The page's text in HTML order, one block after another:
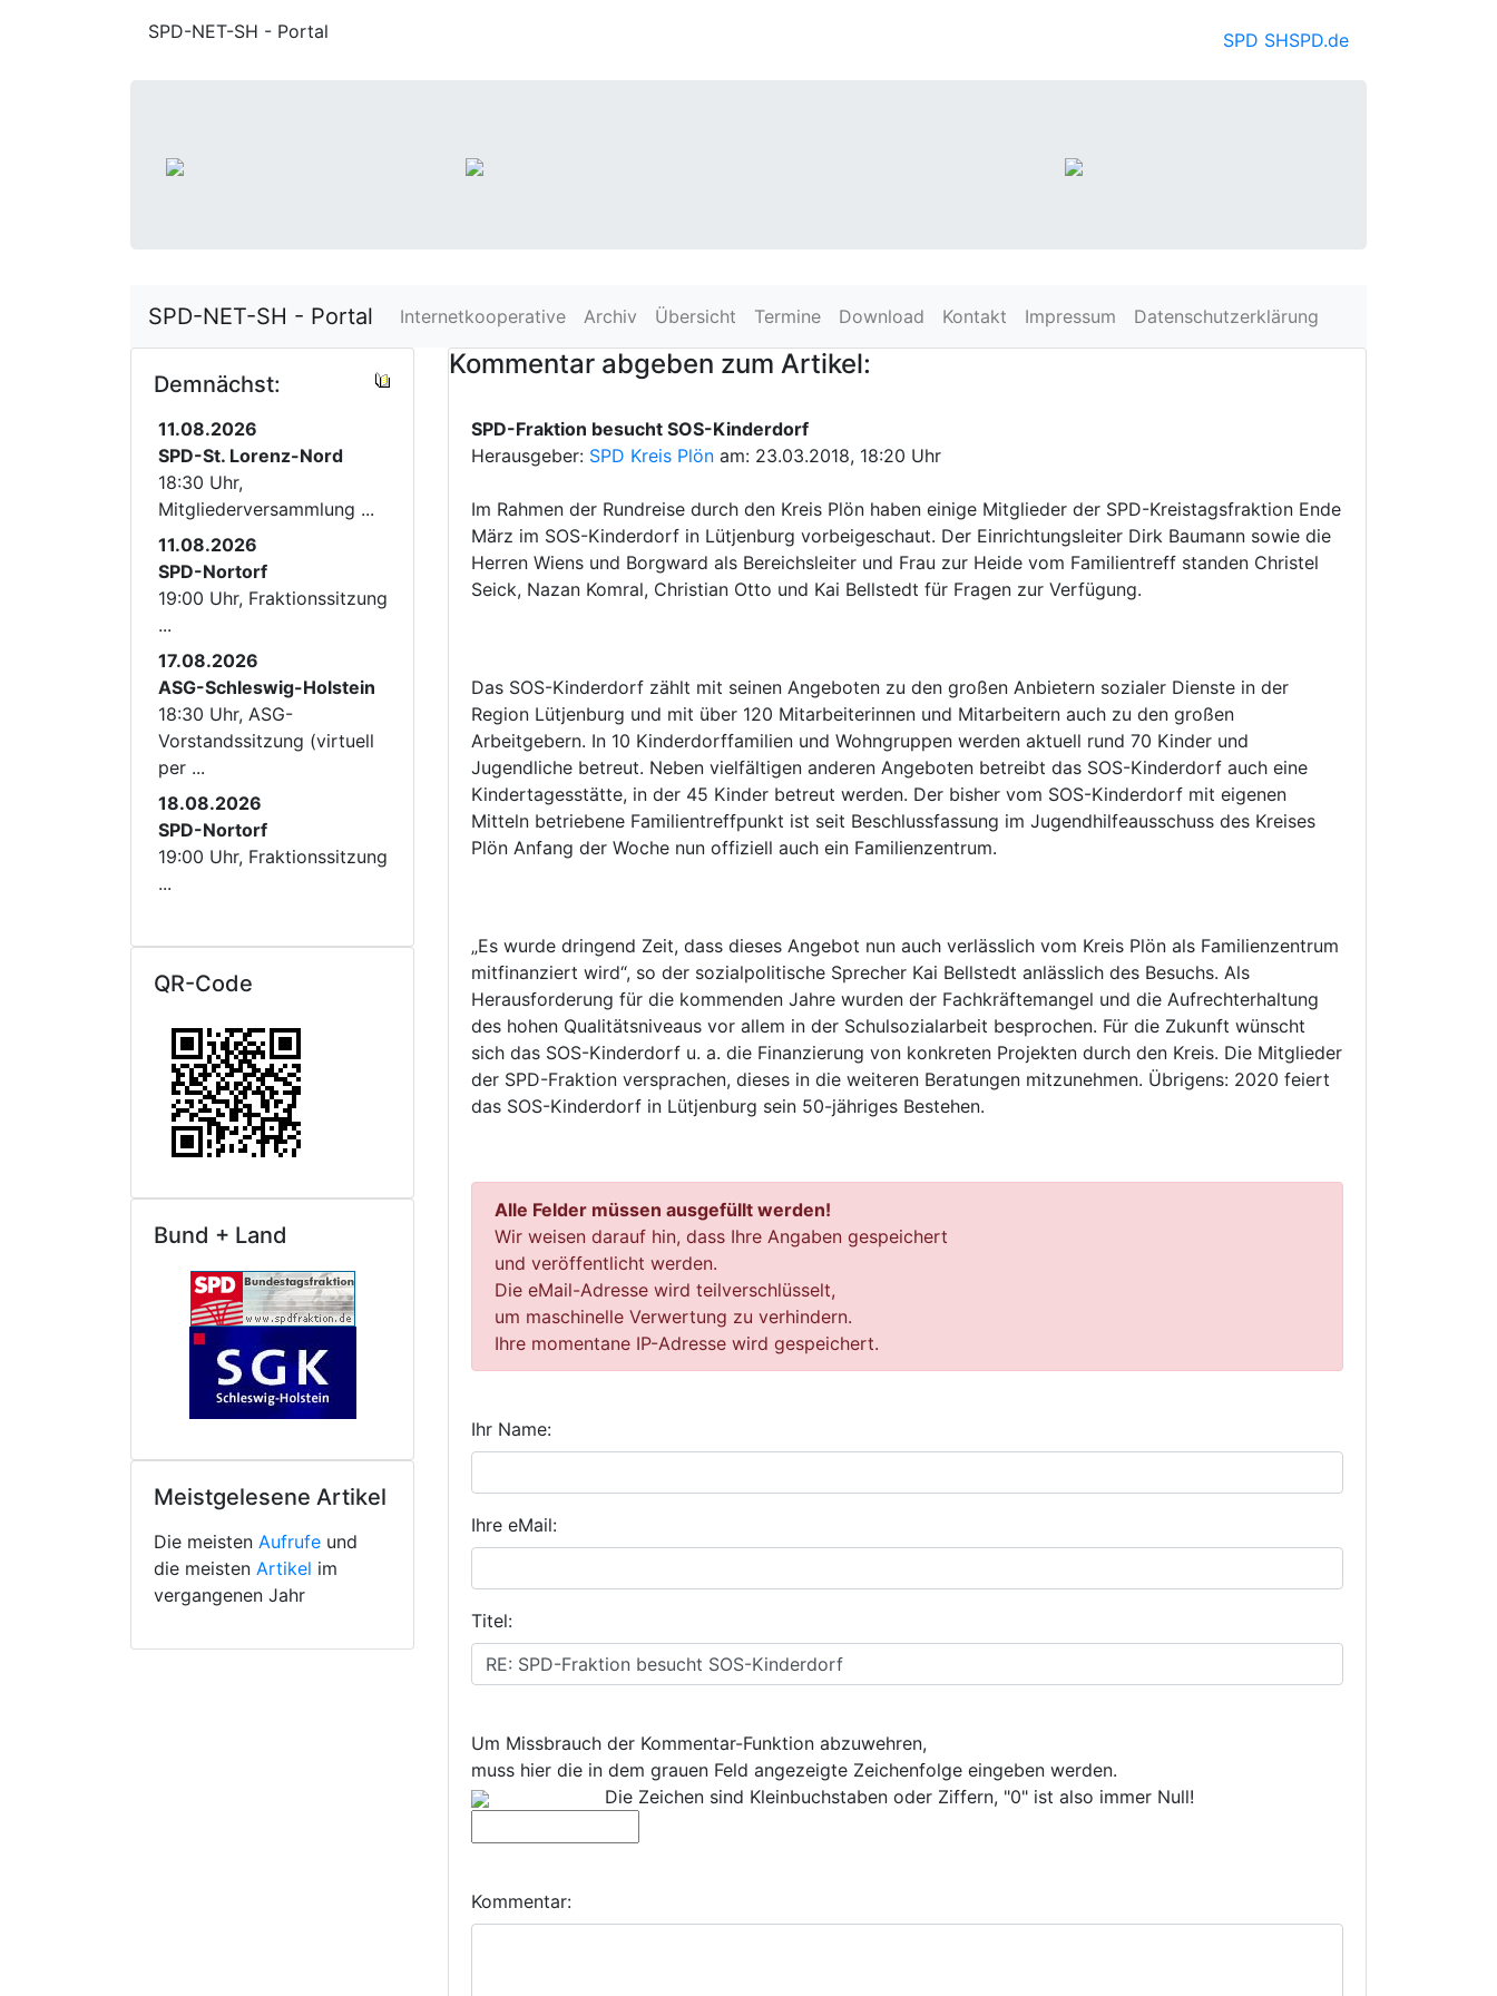
SPD-NET-SH - Portal SPD SHSPD.de
SPD-NET-SH - Portal Internetkooperative Archiv Übersicht Termine Download Kontakt Impressum Datenschutzerklärung
Demnächst:
11.08.2026
SPD-St. Lorenz-Nord
18:30 Uhr,
Mitgliederversammlung ...
11.08.2026
SPD-Nortorf
19:00 Uhr, Fraktionssitzung
...
17.08.2026
ASG-Schleswig-Holstein
18:30 Uhr, ASG-
Vorstandssitzung (virtuell
per ...
18.08.2026
SPD-Nortorf
19:00 Uhr, Fraktionssitzung
...
QR-Code
Bund + Land
Meistgelesene Artikel
Die meisten Aufrufe und
die meisten Artikel im
vergangenen Jahr
Kommentar abgeben zum Artikel:
SPD-Fraktion besucht SOS-Kinderdorf
Herausgeber: SPD Kreis Plön am: 23.03.2018, 18:20 Uhr
Im Rahmen der Rundreise durch den Kreis Plön haben einige Mitglieder der SPD-Kreistagsfraktion Ende
März im SOS-Kinderdorf in Lütjenburg vorbeigeschaut. Der Einrichtungsleiter Dirk Baumann sowie die
Herren Wiens und Borgward als Bereichsleiter und Frau zur Heide vom Familientreff standen Christel
Seick, Nazan Komral, Christian Otto und Kai Bellstedt für Fragen zur Verfügung.
Das SOS-Kinderdorf zählt mit seinen Angeboten zu den großen Anbietern sozialer Dienste in der
Region Lütjenburg und mit über 120 Mitarbeiterinnen und Mitarbeitern auch zu den großen
Arbeitgebern. In 10 Kinderdorffamilien und Wohngruppen werden aktuell rund 70 Kinder und
Jugendliche betreut. Neben vielfältigen anderen Angeboten betreibt das SOS-Kinderdorf auch eine
Kindertagesstätte, in der 45 Kinder betreut werden. Der bisher vom SOS-Kinderdorf mit eigenen
Mitteln betriebene Familientreffpunkt ist seit Beschlussfassung im Jugendhilfeausschuss des Kreises
Plön Anfang der Woche nun offiziell auch ein Familienzentrum.
„Es wurde dringend Zeit, dass dieses Angebot nun auch verlässlich vom Kreis Plön als Familienzentrum
mitfinanziert wird“, so der sozialpolitische Sprecher Kai Bellstedt anlässlich des Besuchs. Als
Herausforderung für die kommenden Jahre wurden der Fachkräftemangel und die Aufrechterhaltung
des hohen Qualitätsniveaus vor allem in der Schulsozialarbeit besprochen. Für die Zukunft wünscht
sich das SOS-Kinderdorf u. a. die Finanzierung von konkreten Projekten durch den Kreis. Die Mitglieder
der SPD-Fraktion versprachen, dieses in die weiteren Beratungen mitzunehmen. Übrigens: 2020 feiert
das SOS-Kinderdorf in Lütjenburg sein 50-jähriges Bestehen.
Alle Felder müssen ausgefüllt werden!
Wir weisen darauf hin, dass Ihre Angaben gespeichert
und veröffentlicht werden.
Die eMail-Adresse wird teilverschlüsselt,
um maschinelle Verwertung zu verhindern.
Ihre momentane IP-Adresse wird gespeichert.
Ihr Name:
Ihre eMail:
Titel:
Um Missbrauch der Kommentar-Funktion abzuwehren,
muss hier die in dem grauen Feld angezeigte Zeichenfolge eingeben werden.
Die Zeichen sind Kleinbuchstaben oder Ziffern, "0" ist also immer Null!
Kommentar: